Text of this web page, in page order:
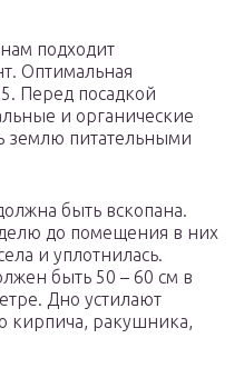
подходит
Оптимальная
Перед посадкой
и органические
землю питательными
быть вскопана.
до помещения в них
и уплотнилась.
быть 50 – 60 см в
Дно устилают
кирпича, ракушника,